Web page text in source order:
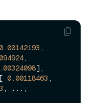
,
],
0.00118463
, ...,